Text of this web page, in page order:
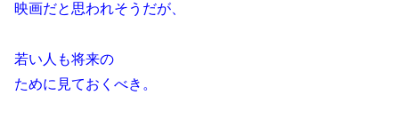
映画だと思われそうだが、
若い人も将来の
ために見ておくべき。